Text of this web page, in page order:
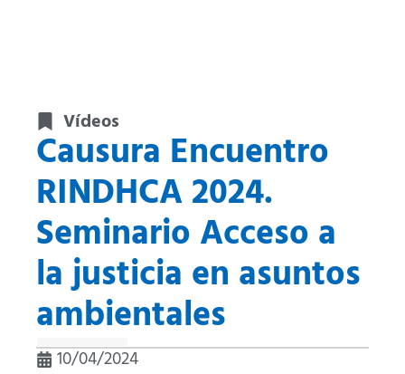
Vídeos
Causura Encuentro
RINDHCA 2024.
Seminario Acceso a
la justicia en asuntos
ambientales
10/04/2024